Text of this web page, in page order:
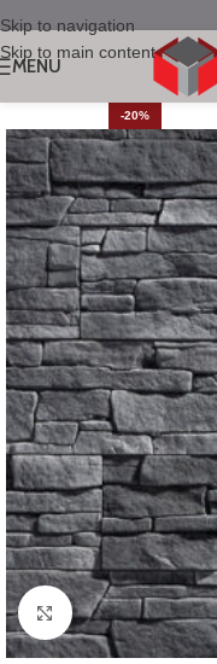
Skip to navigation
Skip to main content
MENU
-20%
Click to enlarge